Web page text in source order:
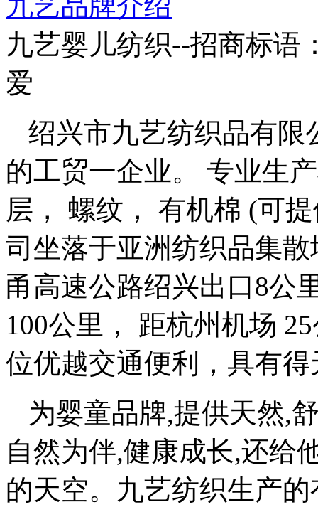
九艺品牌介绍
九艺婴儿纺织--招商标语
爱
绍兴市九艺纺织品有限
的工贸一企业。 专业生
层， 螺纹， 有机棉 (可
司坐落于亚洲纺织品集
甬高速公路绍兴出口8公
100公里， 距杭州机场
位优越交通便利，具有
为婴童品牌,提供天然,
自然为伴,健康成长,还给
的天空。九艺纺织生产